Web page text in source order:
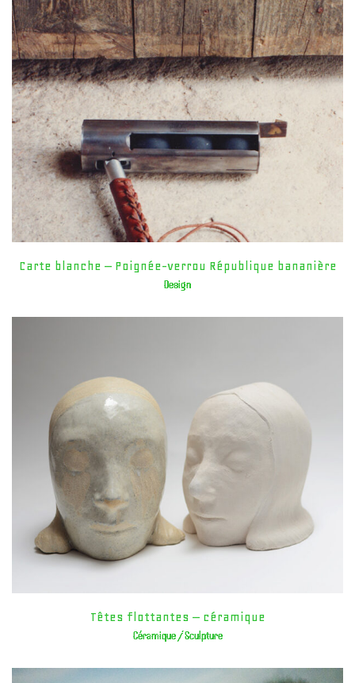
Carte blanche – Poignée-verrou République bananière
Design
Têtes flottantes – céramique
Céramique / Sculpture